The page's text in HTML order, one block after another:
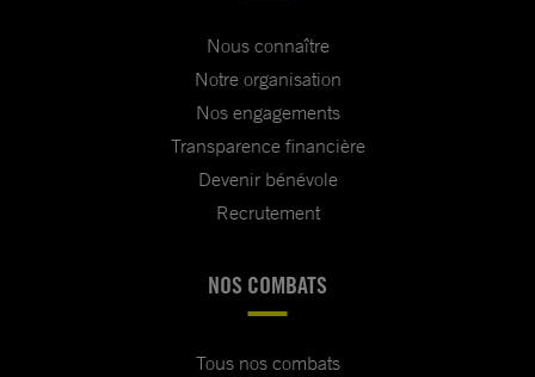
Nous connaître
Notre organisation
Nos engagements
Transparence financière
Devenir bénévole
Recrutement
NOS COMBATS
Tous nos combats